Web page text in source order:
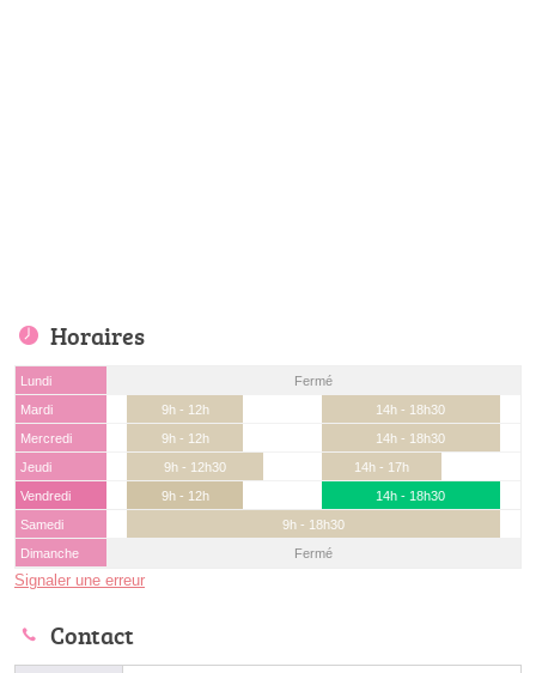
Horaires
Lundi
Fermé
Mardi
9h - 12h
14h - 18h30
Mercredi
9h - 12h
14h - 18h30
Jeudi
9h - 12h30
14h - 17h
Vendredi
9h - 12h
14h - 18h30
Samedi
9h - 18h30
Dimanche
Fermé
Signaler une erreur
Contact